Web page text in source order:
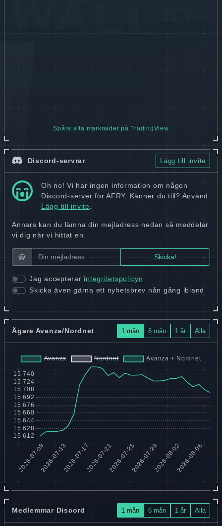
Spåra alla marknader på TradingView
Discord-servrar Lägg till invite
Oh no! Vi har ingen information om någon
Discord-server för AFRY. Känner du till? Använd
Lägg till invite.
Annars kan du lämna din mejladress nedan så meddelar
vi dig när vi hittat en.
@
Jag accepterar integritetspolicyn
Skicka även gärna ett nyhetsbrev nån gång ibland
Ägare Avanza/Nordnet 1 mån 6 mån 1 år Alla
Medlemmar Discord 1 mån 6 mån 1 år Alla